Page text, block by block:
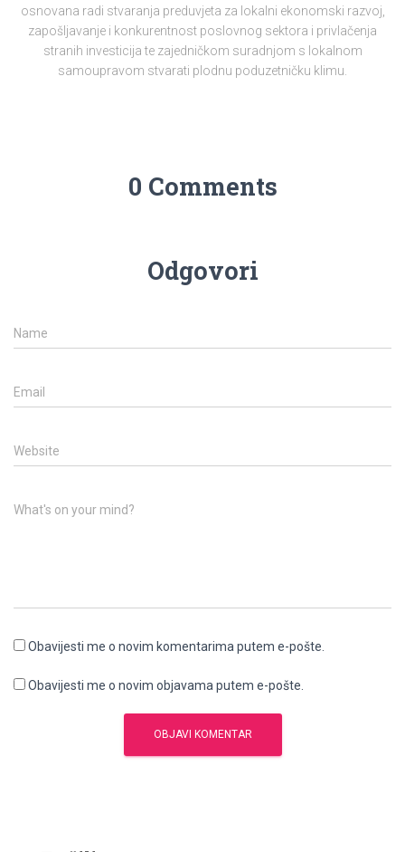
osnovana radi stvaranja preduvjeta za lokalni ekonomski razvoj,
zapošljavanje i konkurentnost poslovnog sektora i privlačenja
stranih investicija te zajedničkom suradnjom s lokalnom
samoupravom stvarati plodnu poduzetničku klimu.
0 Comments
Odgovori
Name
Email
Website
What's on your mind?
Obavijesti me o novim komentarima putem e-pošte.
Obavijesti me o novim objavama putem e-pošte.